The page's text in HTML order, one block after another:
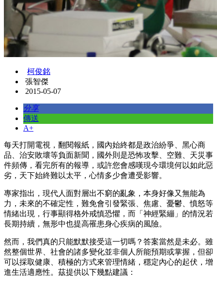
柯俊銘
張智傑
2015-05-07
分享
傳送
A+
每天打開電視，翻閱報紙，國內始終都是政治紛爭、黑心商
品、治安敗壞等負面新聞，國外則是恐怖攻擊、空難、天災事
件頻傳，看完所有的報導，或許您會感嘆現今環境何以如此惡
劣，天下始終難以太平，心情多少會遭受影響。
專家指出，現代人面對層出不窮的亂象，本身好像又無能為
力，未來的不確定性，難免會引發緊張、焦慮、憂鬱、憤怒等
情緒出現，行事顯得格外戒慎恐懼，而「神經緊繃」的情況若
長期持續，無形中也提高罹患身心疾病的風險。
然而，我們真的只能默默接受這一切嗎？答案當然是未必。雖
然整個世界、社會的諸多變化並非個人所能預期或掌握，但卻
可以採取健康、積極的方式來管理情緒，穩定內心的起伏，增
進生活適應性。茲提供以下幾點建議：